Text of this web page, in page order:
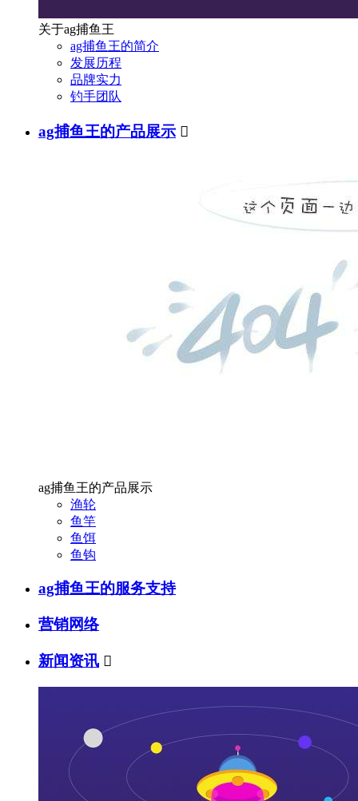
关于ag捕鱼王
ag捕鱼王的简介
发展历程
品牌实力
钓手团队
ag捕鱼王的产品展示 
ag捕鱼王的产品展示
渔轮
鱼竿
鱼饵
鱼钩
ag捕鱼王的服务支持
营销网络
新闻资讯 